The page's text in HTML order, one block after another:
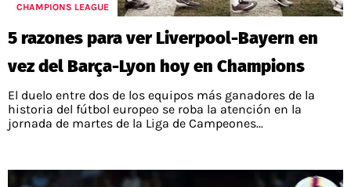
PALESTINO
UNION ESPAÑOLA
CAMPEONATO NACIONAL
GUÍAS
PRONÓSTICOS
APUESTA DEL DÍA
FÚTBOL INTERNACIONAL
COPA LIBERTADORES
COPA SUDAMERICANA
PREMIER LEAGUE
CHAMPIONS LEAGUE
CHILENOS POR EL MUNDO
ALEXIS SANCHEZ
DAMIAN PIZARRO
MERCADO DE FICHAJES
TENIS
FEMENINO
CHAMPIONS LEAGUE
5 razones para ver Liverpool-Bayern en
vez del Barça-Lyon hoy en Champions
El duelo entre dos de los equipos más ganadores de la
historia del fútbol europeo se roba la atención en la
jornada de martes de la Liga de Campeones...